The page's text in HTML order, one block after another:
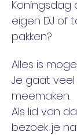
eigen DJ of
pakken?
Alles is
Je gaat
meemaken.
Als lid van
bezoek je